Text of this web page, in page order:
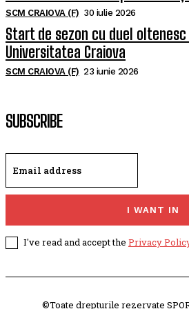
SCM CRAIOVA (F) 30 iulie 2026
Start de sezon cu duel oltenesc
Universitatea Craiova
SCM CRAIOVA (F) 23 iunie 2026
SUBSCRIBE
I WANT IN
I've read and accept the Privacy
©Toate drepturile rezervate